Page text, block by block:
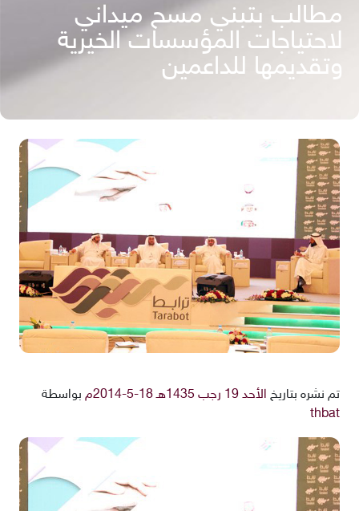
مطالب بتبني مسح ميداني
لاحتياجات المؤسسات الخيرية
وتقديمها للداعمين
تم نشره بتاريخ الأحد 19 رجب 1435هـ 18-5-2014م
بواسطة
thbat